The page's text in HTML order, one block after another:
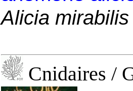
Alicia mirabilis
Cnidaires /